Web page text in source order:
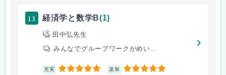
13 経済学と数学B(1)
田中弘先生
みんなでグループワークがめい...
充実 5 楽単 5